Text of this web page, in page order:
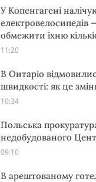
У Копенгагені
електровелосипедів
обмежити їхню
11:20
В Онтаріо
швидкості: як це
10:34
Польська
недобудованого
09:10
В арештованому